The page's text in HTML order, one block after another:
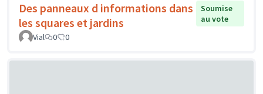
Des panneaux d informations dans
les squares et jardins
Soumise
au vote
Vial
0 0